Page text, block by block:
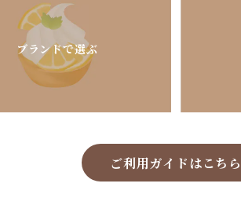
ブランドで選ぶ
ご利用ガイドはこちら